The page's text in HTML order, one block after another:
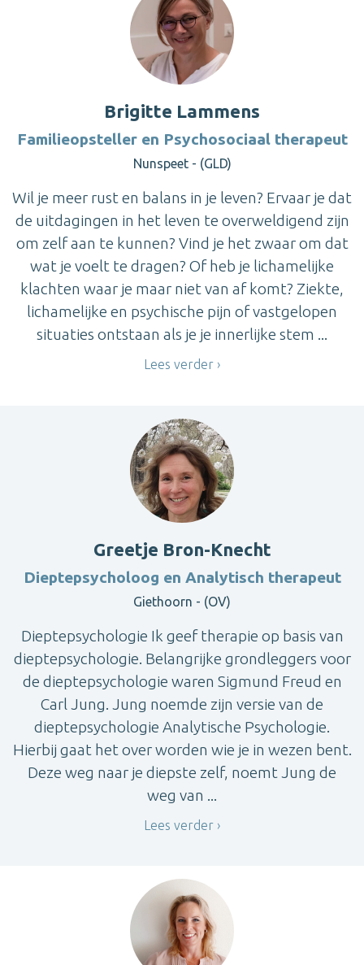
Brigitte Lammens
Familieopsteller en Psychosociaal therapeut
Nunspeet - (GLD)
Wil je meer rust en balans in je leven? Ervaar je dat
de uitdagingen in het leven te overweldigend zijn
om zelf aan te kunnen? Vind je het zwaar om dat
wat je voelt te dragen? Of heb je lichamelijke
klachten waar je maar niet van af komt? Ziekte,
lichamelijke en psychische pijn of vastgelopen
situaties ontstaan als je je innerlijke stem ...
Lees verder
Greetje Bron-Knecht
Dieptepsycholoog en Analytisch therapeut
Giethoorn - (OV)
Dieptepsychologie Ik geef therapie op basis van
dieptepsychologie. Belangrijke grondleggers voor
de dieptepsychologie waren Sigmund Freud en
Carl Jung. Jung noemde zijn versie van de
dieptepsychologie Analytische Psychologie.
Hierbij gaat het over worden wie je in wezen bent.
Deze weg naar je diepste zelf, noemt Jung de
weg van ...
Lees verder